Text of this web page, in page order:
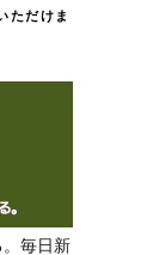
ただけま
毎日新